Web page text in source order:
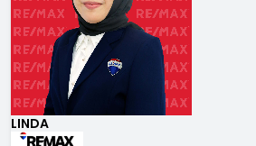
LINDA